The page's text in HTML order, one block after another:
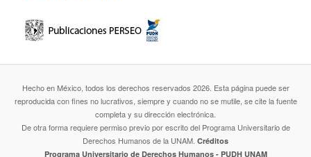
Hecho en México, todos los derechos reservados 2026. Esta página puede ser
reproducida con fines no lucrativos, siempre y cuando no se mutile, se cite la fuente
completa y su dirección electrónica.
De otra forma requiere permiso previo por escrito del Programa Universitario de
Derechos Humanos de la UNAM. Créditos
Programa Universitario de Derechos Humanos - PUDH UNAM